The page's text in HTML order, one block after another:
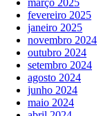
fevereiro 2025
janeiro 2025
novembro 2024
outubro 2024
setembro 2024
agosto 2024
junho 2024
maio 2024